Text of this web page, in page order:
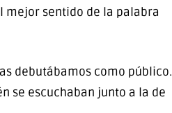
mejor sentido de la palabra
debutábamos como público.
se escuchaban junto a la de